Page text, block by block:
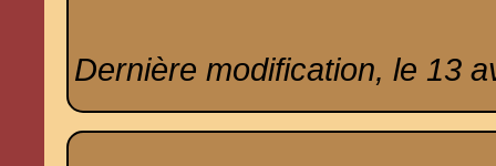
Dernière modification, le 13